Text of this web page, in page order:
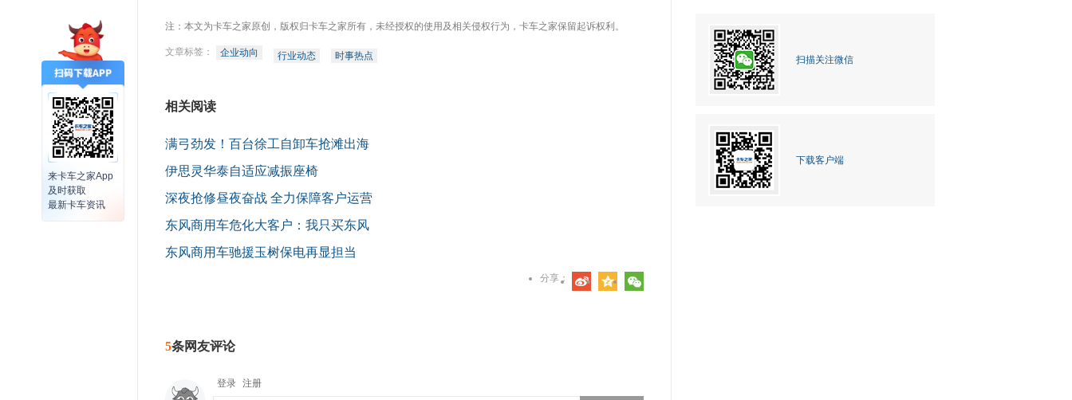
来卡车之家App
及时获取
最新卡车资讯
注：本文为卡车之家原创，版权归卡车之家所有，未经授权的使用及相关侵权行为，卡车之家保留起诉权利。
文章标签： 企业动向 行业动态 时事热点
相关阅读
满弓劲发！百台徐工自卸车抢滩出海
伊思灵华泰自适应减振座椅
深夜抢修昼夜奋战 全力保障客户运营
东风商用车危化大客户：我只买东风
东风商用车驰援玉树保电再显担当
分享：
5条网友评论
登录 注册
扫描关注微信
下载客户端